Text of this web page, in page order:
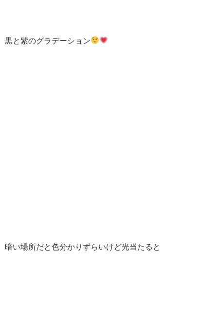
黒と紫のグラデーション
暗い場所だと色分かりずらいけど光当たると